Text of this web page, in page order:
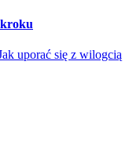
uporać się z wilogcią